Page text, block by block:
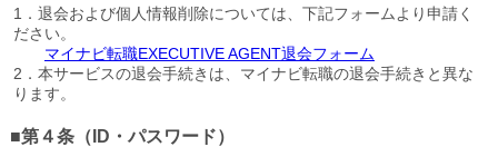
1．退会および個人情報削除については、下記フォームより申請く
ださい。
マイナビ転職EXECUTIVE AGENT退会フォーム
2．本サービスの退会手続きは、マイナビ転職の退会手続きと異な
ります。
■第４条（ID・パスワード）